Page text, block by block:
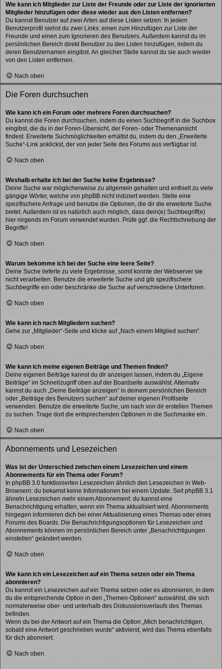
Wie kann ich Mitglieder zur Liste der Freunde oder zur Liste der ignorierten
Mitglieder hinzufügen oder diese wieder aus den Listen entfernen?
Du kannst Benutzer auf zwei Arten auf diese Listen setzen: In jedem
Benutzerprofil siehst du zwei Links: einen zum Hinzufügen zur Liste der
Freunde und einen zum Ignorieren des Benutzers. Außerdem kannst du im
persönlichen Bereich direkt Benutzer zu den Listen hinzufügen, indem du
deren Benutzernamen eingibst. An gleicher Stelle kannst du sie auch wieder
von den Listen entfernen.
Nach oben
Die Foren durchsuchen
Wie kann ich ein Forum oder mehrere Foren durchsuchen?
Du kannst die Foren durchsuchen, indem du einen Suchbegriff in die Suchbox
eingibst, die du in der Foren-Übersicht, der Foren- oder Themenansicht
findest. Erweiterte Suchmöglichkeiten erhältst du, indem du den „Erweiterte
Suche“-Link anklickst, der von jeder Seite des Forums aus verfügbar ist.
Nach oben
Weshalb erhalte ich bei der Suche keine Ergebnisse?
Deine Suche war möglicherweise zu allgemein gehalten und enthielt zu viele
gängige Wörter, welche von phpBB nicht indiziert werden. Stelle eine
spezifischere Anfrage und benutze die Optionen, die dir die erweiterte Suche
bietet. Außerdem ist es natürlich auch möglich, dass dein(e) Suchbegriff(e)
hier nirgends im Forum verwendet wurden. Prüfe ggf. die Rechtschreibung der
Begriffe!
Nach oben
Warum bekomme ich bei der Suche eine leere Seite?
Deine Suche lieferte zu viele Ergebnisse, somit konnte der Webserver sie
nicht verarbeiten. Benutze die erweiterte Suche und gib spezifischere
Suchbegriffe ein oder beschränke die Suche auf verschiedene Unterforen.
Nach oben
Wie kann ich nach Mitgliedern suchen?
Gehe zur „Mitglieder“-Seite und klicke auf „Nach einem Mitglied suchen“.
Nach oben
Wie kann ich meine eigenen Beiträge und Themen finden?
Deine eigenen Beiträge kannst du dir anzeigen lassen, indem du „Eigene
Beiträge“ im Schnellzugriff oben auf der Boardseite auswählst. Alternativ
kannst du auch „Deine Beiträge anzeigen“ in deinem persönlichen Bereich
oder „Beiträge des Benutzers suchen“ auf deiner eigenen Profilseite
verwenden. Benutze die erweiterte Suche, um nach von dir erstellen Themen
zu suchen. Trage dort die entsprechenden Optionen in die Suchmaske ein.
Nach oben
Abonnements und Lesezeichen
Was ist der Unterschied zwischen einem Lesezeichen und einem
Abonnements für ein Thema oder Forum?
In phpBB 3.0 funktionierten Lesezeichen ähnlich den Lesezeichen in Web-
Browsern: du bekamst keine Informationen bei einem Update. Seit phpBB 3.1
ähneln Lesezeichen mehr einem Abonnement: du kannst eine
Benachrichtigung erhalten, wenn ein Thema aktualisiert wird. Abonnements
hingegen informieren dich bei einer Aktualisierung eines Themas oder eines
Forums des Boards. Die Benachrichtigungsoptionen für Lesezeichen und
Abonnements können im persönlichen Bereich unter „Benachrichtigungen
einstellen“ geändert werden.
Nach oben
Wie kann ich ein Lesezeichen auf ein Thema setzen oder ein Thema
abonnieren?
Du kannst ein Lesezeichen auf ein Thema setzen oder es abonnieren, in dem
du die entsprechende Option in den „Themen-Optionen“ auswählst, die sich
normalerweise ober- und unterhalb des Diskussionsverlaufs des Themas
befinden.
Wenn du bei der Antwort auf ein Thema die Option „Mich benachrichtigen,
sobald eine Antwort geschrieben wurde“ aktivierst, wird das Thema ebenfalls
für dich abonniert.
Nach oben